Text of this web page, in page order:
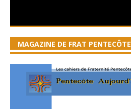
MAGAZINE DE FRAT PENTECÔTE